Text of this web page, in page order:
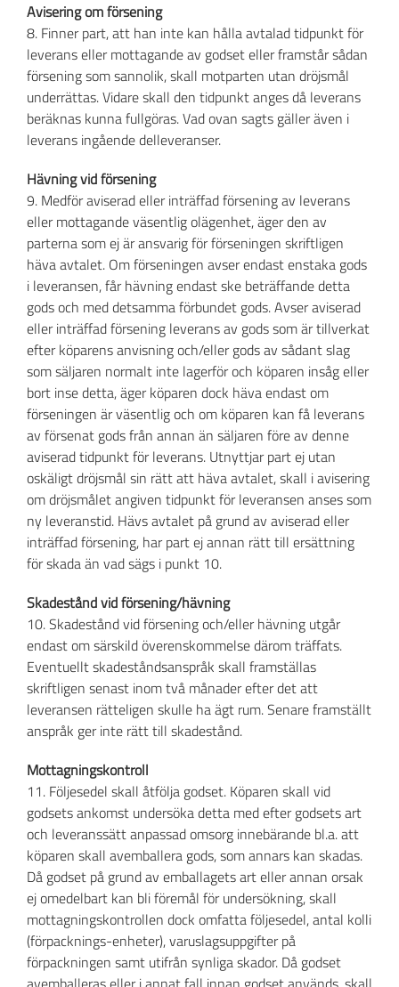
Avisering om försening
8. Finner part, att han inte kan hålla avtalad tidpunkt för
leverans eller mottagande av godset eller framstår sådan
försening som sannolik, skall motparten utan dröjsmål
underrättas. Vidare skall den tidpunkt anges då leverans
beräknas kunna fullgöras. Vad ovan sagts gäller även i
leverans ingående delleveranser.
Hävning vid försening
9. Medför aviserad eller inträffad försening av leverans
eller mottagande väsentlig olägenhet, äger den av
parterna som ej är ansvarig för förseningen skriftligen
häva avtalet. Om förseningen avser endast enstaka gods
i leveransen, får hävning endast ske beträffande detta
gods och med detsamma förbundet gods. Avser aviserad
eller inträffad försening leverans av gods som är tillverkat
efter köparens anvisning och/eller gods av sådant slag
som säljaren normalt inte lagerför och köparen insåg eller
bort inse detta, äger köparen dock häva endast om
förseningen är väsentlig och om köparen kan få leverans
av försenat gods från annan än säljaren före av denne
aviserad tidpunkt för leverans. Utnyttjar part ej utan
oskäligt dröjsmål sin rätt att häva avtalet, skall i avisering
om dröjsmålet angiven tidpunkt för leveransen anses som
ny leveranstid. Hävs avtalet på grund av aviserad eller
inträffad försening, har part ej annan rätt till ersättning
för skada än vad sägs i punkt 10.
Skadestånd vid försening/hävning
10. Skadestånd vid försening och/eller hävning utgår
endast om särskild överenskommelse därom träffats.
Eventuellt skadeståndsanspråk skall framställas
skriftligen senast inom två månader efter det att
leveransen rätteligen skulle ha ägt rum. Senare framställt
anspråk ger inte rätt till skadestånd.
Mottagningskontroll
11. Följesedel skall åtfölja godset. Köparen skall vid
godsets ankomst undersöka detta med efter godsets art
och leveranssätt anpassad omsorg innebärande bl.a. att
köparen skall avemballera gods, som annars kan skadas.
Då godset på grund av emballagets art eller annan orsak
ej omedelbart kan bli föremål för undersökning, skall
mottagningskontrollen dock omfatta följesedel, antal kolli
(förpacknings-enheter), varuslagsuppgifter på
förpackningen samt utifrån synliga skador. Då godset